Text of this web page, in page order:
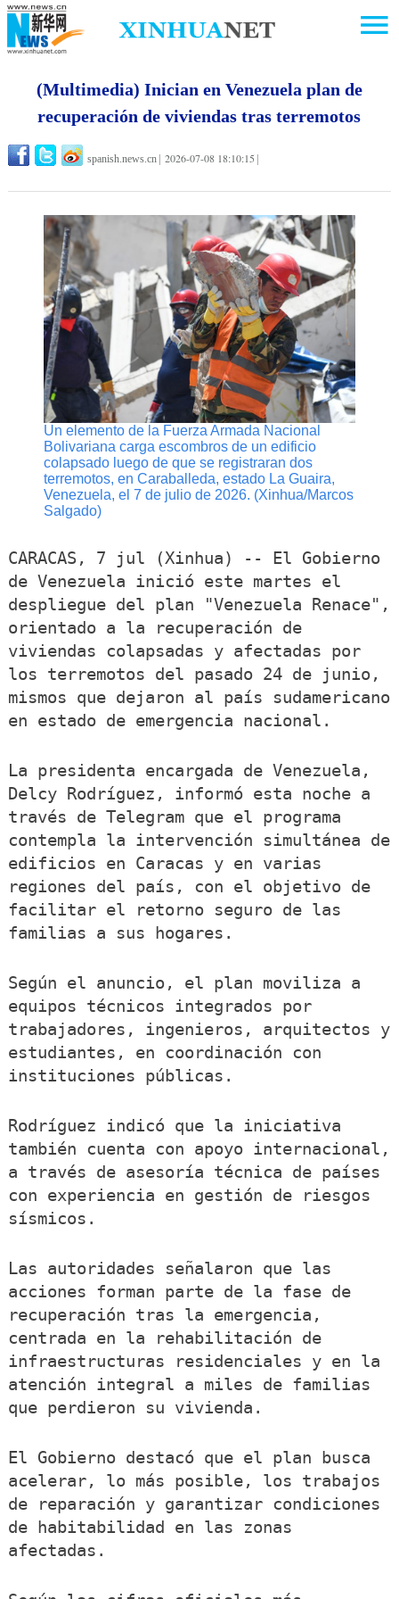
(Multimedia) Inician en Venezuela plan de
recuperación de viviendas tras terremotos
spanish.news.cn 2026-07-08 18:10:15
Un elemento de la Fuerza Armada Nacional
Bolivariana carga escombros de un edificio
colapsado luego de que se registraran dos
terremotos, en Caraballeda, estado La Guaira,
Venezuela, el 7 de julio de 2026. (Xinhua/Marcos
Salgado)
CARACAS, 7 jul (Xinhua) -- El Gobierno
de Venezuela inició este martes el
despliegue del plan "Venezuela Renace",
orientado a la recuperación de
viviendas colapsadas y afectadas por
los terremotos del pasado 24 de junio,
mismos que dejaron al país sudamericano
en estado de emergencia nacional.
La presidenta encargada de Venezuela,
Delcy Rodríguez, informó esta noche a
través de Telegram que el programa
contempla la intervención simultánea de
edificios en Caracas y en varias
regiones del país, con el objetivo de
facilitar el retorno seguro de las
familias a sus hogares.
Según el anuncio, el plan moviliza a
equipos técnicos integrados por
trabajadores, ingenieros, arquitectos y
estudiantes, en coordinación con
instituciones públicas.
Rodríguez indicó que la iniciativa
también cuenta con apoyo internacional,
a través de asesoría técnica de países
con experiencia en gestión de riesgos
sísmicos.
Las autoridades señalaron que las
acciones forman parte de la fase de
recuperación tras la emergencia,
centrada en la rehabilitación de
infraestructuras residenciales y en la
atención integral a miles de familias
que perdieron su vivienda.
El Gobierno destacó que el plan busca
acelerar, lo más posible, los trabajos
de reparación y garantizar condiciones
de habitabilidad en las zonas
afectadas.